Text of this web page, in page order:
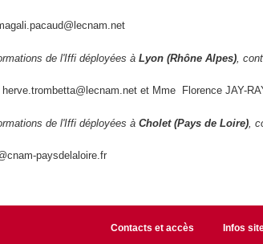
de l'Iffi déployées àLyon (Rhône Alpes) ,
et Mme Florence JAY-
de l'Iffi déployées àCholet (Pays de Loire) ,
paysdelaloire.fr
Contacts et accès Infos